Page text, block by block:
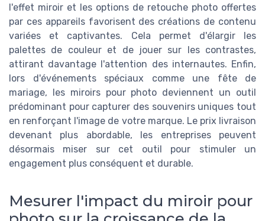
l'effet miroir et les options de retouche photo offertes
par ces appareils favorisent des créations de contenu
variées et captivantes. Cela permet d'élargir les
palettes de couleur et de jouer sur les contrastes,
attirant davantage l'attention des internautes. Enfin,
lors d'événements spéciaux comme une fête de
mariage, les miroirs pour photo deviennent un outil
prédominant pour capturer des souvenirs uniques tout
en renforçant l'image de votre marque. Le prix livraison
devenant plus abordable, les entreprises peuvent
désormais miser sur cet outil pour stimuler un
engagement plus conséquent et durable.
Mesurer l'impact du miroir pour